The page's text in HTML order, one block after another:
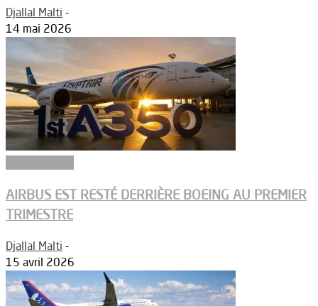
Djallal Malti -
14 mai 2026
AIRBUS EST RESTÉ DERRIÈRE BOEING AU PREMIER
TRIMESTRE
Djallal Malti -
15 avril 2026